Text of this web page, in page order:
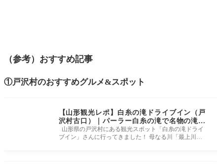
（参考）おすすめ記事
①戸沢村のおすすめグルメ&スポット
【山形観光レポ】白糸の滝ドライブイン（戸
沢村古口）｜パーラー白糸の滝で名物の滝バ
ーガー。最上川の絶景も凄かった
山形県の戸沢村にある観光スポット「白糸の滝ドライ
ブイン」さんに行ってきました！ 母なる川「最上川」